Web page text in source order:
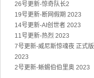
26号更新-惊奇队长2
19号更新-断网假期 2023
14号更新-AI创世者 2023
11号更新-热烈 2023
7号更新-威尼斯惊魂夜 正式版
2023
2号更新-蜥蜴伯伯里奥 2023